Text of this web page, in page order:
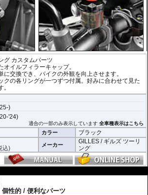
グ カスタムパーツ
イルフィラーキャップ。
に交換でき、バイクの外観を向上させます。
クの各リングが一つずつ付属。好みに合わせて見た
)
'24)
適合の一部のみ表示しています全車種表示はこちら
カラー ブラック
込) メーカー
GILLES / ギルズ ツーリ
ング
性的 / 便利なパーツ